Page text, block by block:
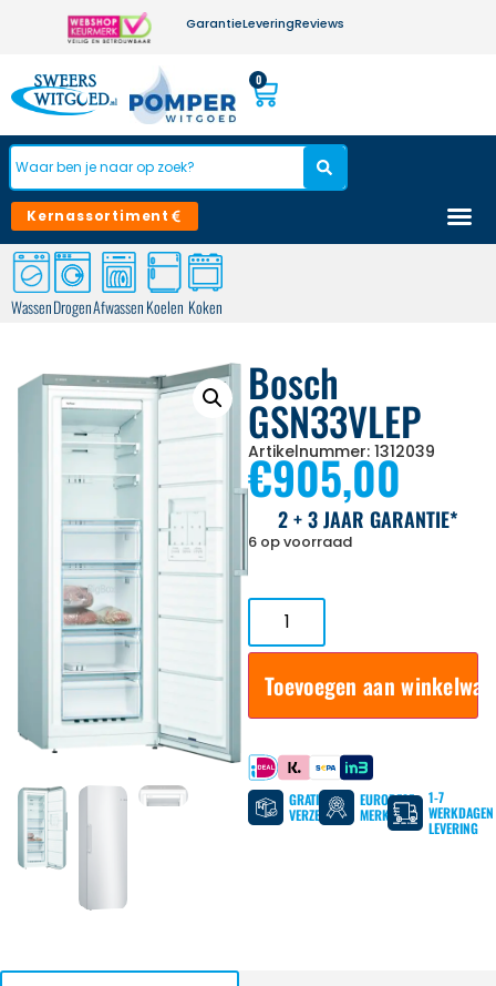
GarantieLeveringReviews
0
Kernassortiment
WassenDrogenAfwassenKoelen Koken
Bosch
GSN33VLEP
Artikelnummer: 1312039
€905,00
2 + 3 JAAR GARANTIE*
6 op voorraad
Toevoegen aan
Betaal met
GRATIS
VERZENDING
EUROPESE
MERKEN
1-7
WERKDAGEN
LEVERING